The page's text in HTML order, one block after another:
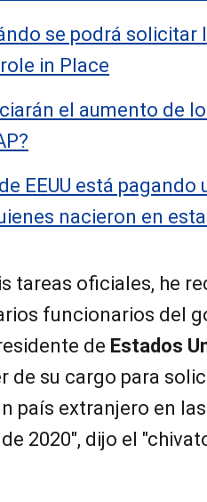
se podrá solicitar
in Place
el aumento de
EEUU está pagando
nacieron en
tareas oficiales, he
funcionarios del
de Estados
de su cargo para
país extranjero en
2020″, dijo el